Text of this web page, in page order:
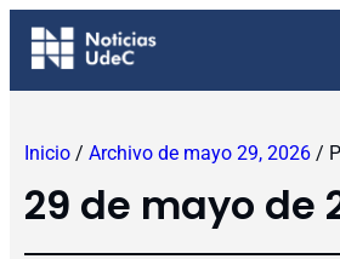
Saltar
Inicio / Archivo de mayo 29, 2026 /
29 de mayo de